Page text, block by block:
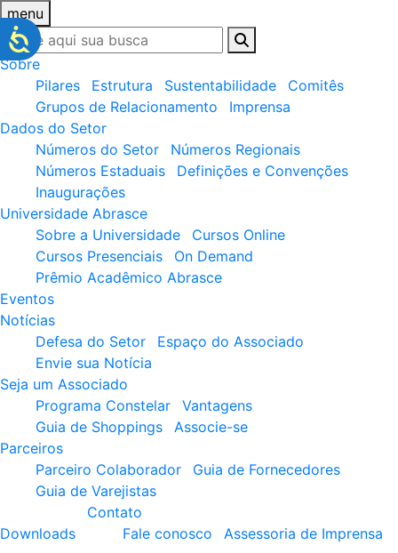
menu
Sobre
Pilares
Estrutura Sustentabilidade
Comitês
Grupos de Relacionamento
Imprensa
Dados do Setor
Números do Setor
Números Regionais
Números Estaduais
Definições e Convenções
Inaugurações
Universidade Abrasce
Sobre a Universidade
Cursos Online
Cursos Presenciais
On Demand
Prêmio Acadêmico Abrasce
Eventos
Notícias
Defesa do Setor
Espaço do Associado
Envie sua Notícia
Seja um Associado
Programa Constelar
Vantagens
Guia de Shoppings
Associe-se
Parceiros
Parceiro Colaborador
Guia de Fornecedores
Guia de Varejistas
Downloads
Contato
Fale conosco
Assessoria de Imprensa